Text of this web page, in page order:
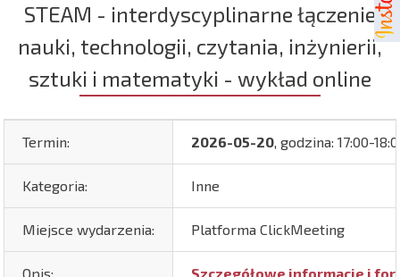
STEAM - interdyscyplinarne łączenie
nauki, technologii, czytania, inżynierii,
sztuki i matematyki - wykład online
Termin: 2026-05-20, godzina: 17:00-
Kategoria: Inne
Miejsce wydarzenia: Platforma ClickMeeting
Opis: Szczegółowe informacje i